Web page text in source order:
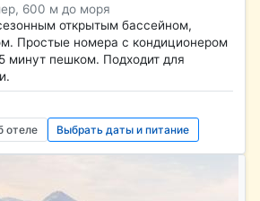
600 м до моря
открытым бассейном,
Простые номера с кондиционером
минут пешком. Подходит для
отеле Выбрать даты и питание